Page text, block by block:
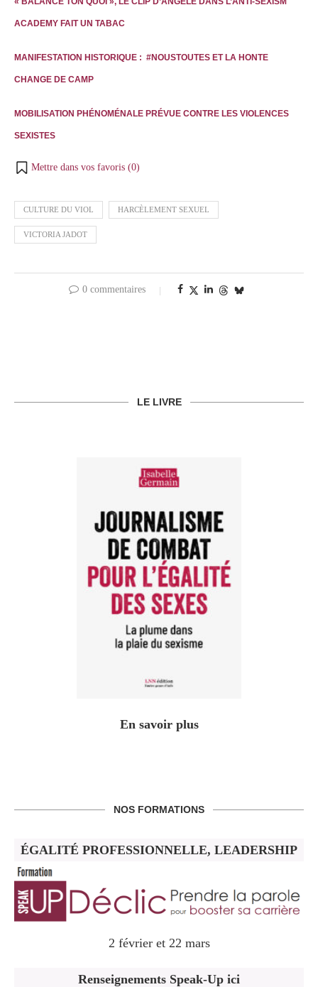
ACADEMY FAIT UN TABAC
MANIFESTATION HISTORIQUE : #NOUSTOUTES ET LA HONTE
CHANGE DE CAMP
MOBILISATION PHÉNOMÉNALE PRÉVUE CONTRE LES VIOLENCES
SEXISTES
Mettre dans vos favoris (0)
CULTURE DU VIOL HARCÈLEMENT SEXUEL
VICTORIA JADOT
0 commentaires
LE LIVRE
En savoir plus
NOS FORMATIONS
ÉGALITÉ PROFESSIONNELLE, LEADERSHIP
2 février et 22 mars
Renseignements Speak-Up ici